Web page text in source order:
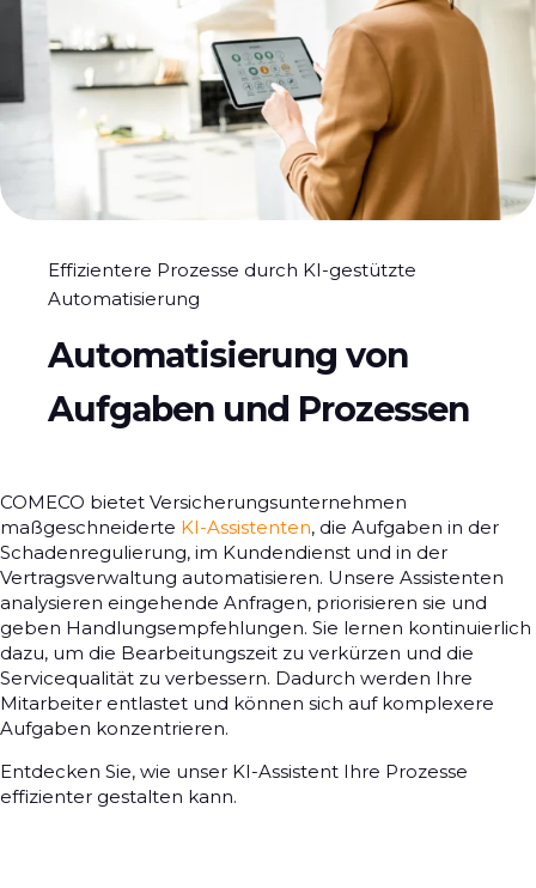
Effizientere Prozesse durch KI-gestützte
Automatisierung
Automatisierung von
Aufgaben und Prozessen
COMECO bietet Versicherungsunternehmen
maßgeschneiderte KI-Assistenten, die Aufgaben in der
Schadenregulierung, im Kundendienst und in der
Vertragsverwaltung automatisieren. Unsere Assistenten
analysieren eingehende Anfragen, priorisieren sie und
geben Handlungsempfehlungen. Sie lernen kontinuierlich
dazu, um die Bearbeitungszeit zu verkürzen und die
Servicequalität zu verbessern. Dadurch werden Ihre
Mitarbeiter entlastet und können sich auf komplexere
Aufgaben konzentrieren.
Entdecken Sie, wie unser KI-Assistent Ihre Prozesse
effizienter gestalten kann.